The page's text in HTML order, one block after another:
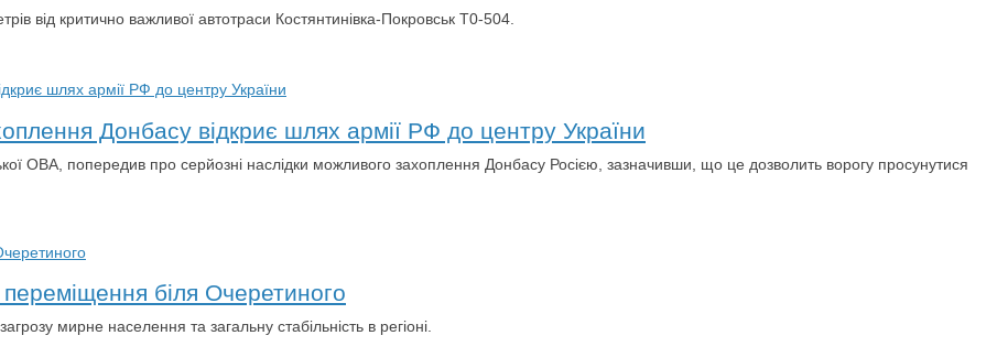
від критично важливої автотраси Костянтинівка-Покровськ T0-504.
Донбасу відкриє шлях армії РФ до центру України
ОВА, попередив про серйозні наслідки можливого захоплення Донбасу Росією, зазначивши, що це дозволить ворогу просунутися
переміщення біля Очеретиного
мирне населення та загальну стабільність в регіоні.